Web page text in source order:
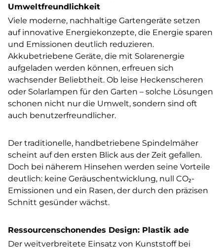
Umweltfreundlichkeit
Viele moderne, nachhaltige Gartengeräte setzen
auf innovative Energiekonzepte, die Energie sparen
und Emissionen deutlich reduzieren.
Akkubetriebene Geräte, die mit Solarenergie
aufgeladen werden können, erfreuen sich
wachsender Beliebtheit. Ob leise Heckenscheren
oder Solarlampen für den Garten – solche Lösungen
schonen nicht nur die Umwelt, sondern sind oft
auch benutzerfreundlicher.
Der traditionelle, handbetriebene Spindelmäher
scheint auf den ersten Blick aus der Zeit gefallen.
Doch bei näherem Hinsehen werden seine Vorteile
deutlich: keine Geräuschentwicklung, null CO₂-
Emissionen und ein Rasen, der durch den präzisen
Schnitt gesünder wächst.
Ressourcenschonendes Design: Plastik ade
Der weitverbreitete Einsatz von Kunststoff bei